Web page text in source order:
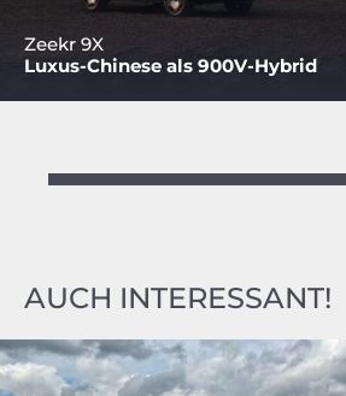
Zeekr 9X
Luxus-Chinese als 900V-Hybrid
AUCH INTERESSANT!